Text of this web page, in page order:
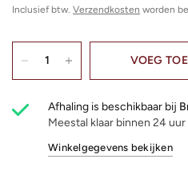
Inclusief btw. Verzendkosten worden
VOEG
Afhaling is beschikbaar bij
Meestal klaar binnen 24 uur
Winkelgegevens bekijken